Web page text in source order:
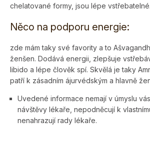
chelatované formy, jsou lépe vstřebatelné.
Něco na podporu energie:
zde mám taky své favority a to
ženšen. Dodává energii, zlepšuje
libido a lépe člověk spí. Skvělá je taky
patří k zásadním ájurvédským a hlavně
Uvedené informace nemají v úmyslu
návštěvy lékaře, nepodněcují k
nenahrazují rady lékaře.